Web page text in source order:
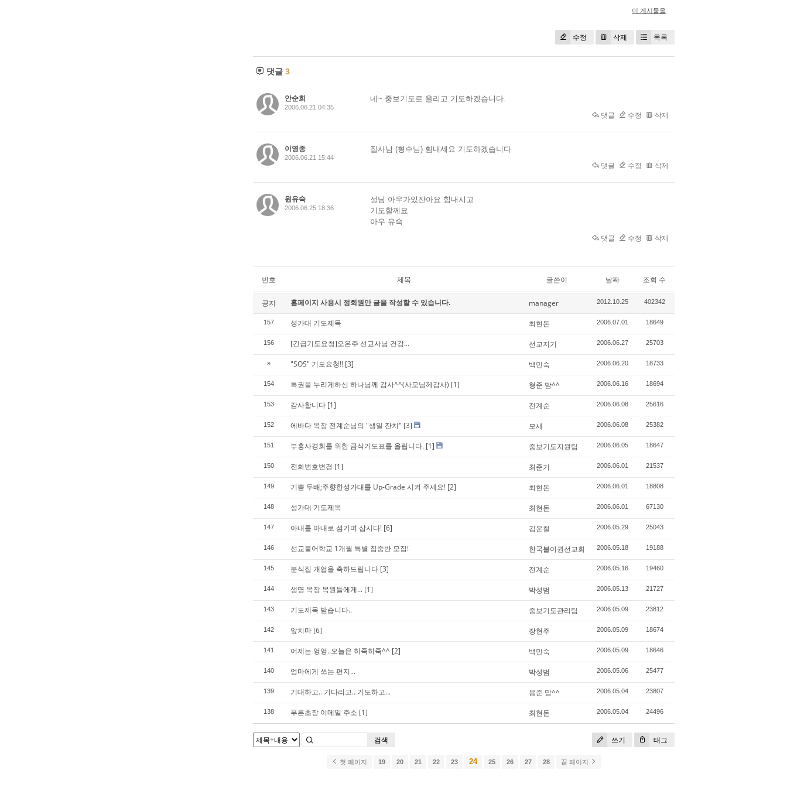
이 게시물을
수정 삭제 목록
댓글 3
안순희
2006.06.21 04:35
네~ 중보기도로 올리고 기도하겠습니다.
댓글 수정 삭제
이영종
2006.06.21 15:44
집사님 (형수님) 힘내세요 기도하겠습니다
댓글 수정 삭제
원유숙
2006.06.25 18:36
성님 아우가있쟌아요 힘내시고
기도할께요
아우 유숙
댓글 수정 삭제
번호 제목 글쓴이 날짜 조회 수
공지 홈페이지 사용시 정회원만 글을 작성할 수 있습니다. manager 2012.10.25 402342
157 성가대 기도제목 최현돈 2006.07.01 18649
156 [긴급기도요청]오은주 선교사님 건강... 선교지기 2006.06.27 25703
» "SOS" 기도요청!! [3] 백민숙 2006.06.20 18733
154 특권을 누리게하신 하나님께 감사^^(사모님께감사) [1] 형준 맘^^ 2006.06.16 18694
153 감사합니다 [1] 전계순 2006.06.08 25616
152 에바다 목장 전계순님의 "생일 잔치" [3] 모세 2006.06.08 25382
151 부흥사경회를 위한 금식기도표를 올립니다. [1] 중보기도지원팀 2006.06.05 18647
150 전화번호변경 [1] 최준기 2006.06.01 21537
149 기쁨 두배;주향한성가대를 Up-Grade 시켜 주세요! [2] 최현돈 2006.06.01 18808
148 성가대 기도제목 최현돈 2006.06.01 67130
147 아내를 아내로 섬기며 삽시다! [6] 김운철 2006.05.29 25043
146 선교불어학교 1개월 특별 집중반 모집! 한국불어권선교회 2006.05.18 19188
145 분식집 개업을 축하드립니다 [3] 전계순 2006.05.16 19460
144 생명 목장 목원들에게... [1] 박성범 2006.05.13 21727
143 기도제목 받습니다.. 중보기도관리팀 2006.05.09 23812
142 앞치마 [6] 장현주 2006.05.09 18674
141 어제는 엉엉..오늘은 히죽히죽^^ [2] 백민숙 2006.05.09 18646
140 엄마에게 쓰는 편지... 박성범 2006.05.06 25477
139 기대하고.. 기다리고.. 기도하고... 용준 맘^^ 2006.05.04 23807
138 푸른초장 이메일 주소 [1] 최현돈 2006.05.04 24496
쓰기 태그
검색
첫 페이지 19 20 21 22 23 24 25 26 27 28 끝 페이지